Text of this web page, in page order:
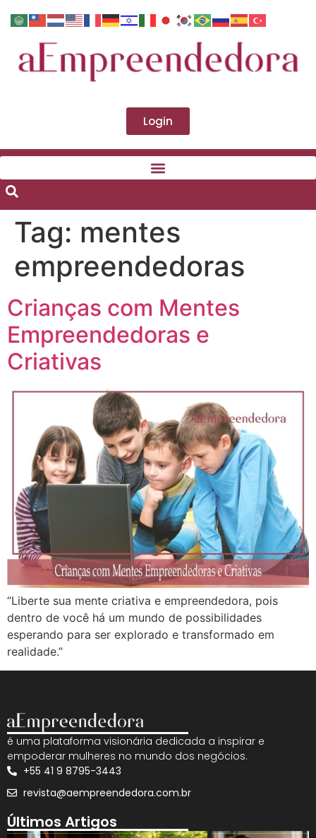
Login
Tag: mentes
empreendedoras
Crianças com Mentes
Empreendedoras e
Criativas
“Liberte sua mente criativa e empreendedora, pois
dentro de você há um mundo de possibilidades
esperando para ser explorado e transformado em
realidade.”
é uma plataforma visionária dedicada a inspirar e
empoderar mulheres no mundo dos negócios.
+55 41 9 8795-3443
revista@aempreendedora.com.br
Últimos Artigos